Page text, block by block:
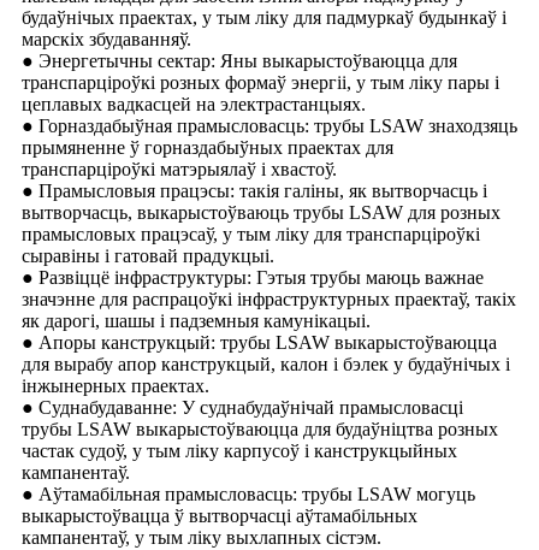
будаўнічых праектах, у тым ліку для падмуркаў будынкаў і
марскіх збудаванняў.
● Энергетычны сектар: Яны выкарыстоўваюцца для
транспарціроўкі розных формаў энергіі, у тым ліку пары і
цеплавых вадкасцей на электрастанцыях.
● Горназдабыўная прамысловасць: трубы LSAW знаходзяць
прымяненне ў горназдабыўных праектах для
транспарціроўкі матэрыялаў і хвастоў.
● Прамысловыя працэсы: такія галіны, як вытворчасць і
вытворчасць, выкарыстоўваюць трубы LSAW для розных
прамысловых працэсаў, у тым ліку для транспарціроўкі
сыравіны і гатовай прадукцыі.
● Развіццё інфраструктуры: Гэтыя трубы маюць важнае
значэнне для распрацоўкі інфраструктурных праектаў, такіх
як дарогі, шашы і падземныя камунікацыі.
● Апоры канструкцый: трубы LSAW выкарыстоўваюцца
для вырабу апор канструкцый, калон і бэлек у будаўнічых і
інжынерных праектах.
● Суднабудаванне: У суднабудаўнічай прамысловасці
трубы LSAW выкарыстоўваюцца для будаўніцтва розных
частак судоў, у тым ліку карпусоў і канструкцыйных
кампанентаў.
● Аўтамабільная прамысловасць: трубы LSAW могуць
выкарыстоўвацца ў вытворчасці аўтамабільных
кампанентаў, у тым ліку выхлапных сістэм.